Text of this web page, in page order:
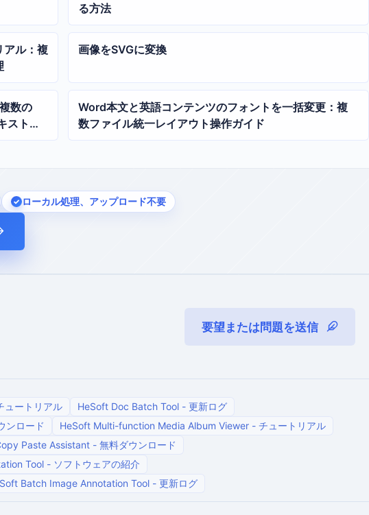
る方法
アル：複
画像をSVGに変換
数の
ストに
Word本文と英語コンテンツのフォントを一括変更：複
数ファイル統一レイアウト操作ガイド
ローカル処理、アップロード不要
要望または問題を送信
ュートリアル HeSoft Doc Batch Tool - 更新ログ
ンロード HeSoft Multi-function Media Album Viewer - チュートリアル
Paste Assistant - 無料ダウンロード
Tool - ソフトウェアの紹介
Batch Image Annotation Tool - 更新ログ